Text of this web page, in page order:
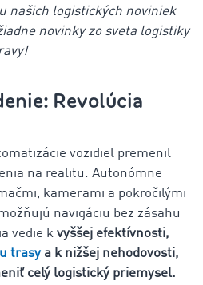
našich logistických noviniek
novinky zo sveta logistiky
Revolúcia
vozidiel premenil
na realitu. Autonómne
kamerami a pokročilými
navigáciu bez zásahu
vedie k vyššej efektívnosti,
trasy a k nižšej nehodovosti,
celý logistický priemysel.